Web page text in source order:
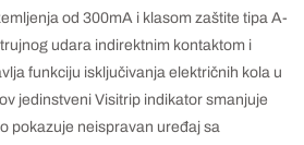
od 300mA i klasom zaštite tipa A-
udara indirektnim kontaktom i
funkciju isključivanja električnih kola u
jedinstveni Visitrip indikator smanjuje
pokazuje neispravan uređaj sa